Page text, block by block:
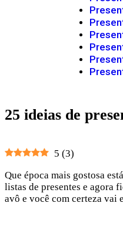
25 ideias de
5 (3)
Que época mais gostosa
listas de presentes e agora
avô e você com certeza vai